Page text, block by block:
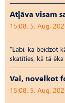
Atļāva visam
15:08, 5. Aug,
“Labi, ka beidzot
skatīties, kā tā
Vai, novelkot
15:08, 5. Aug,